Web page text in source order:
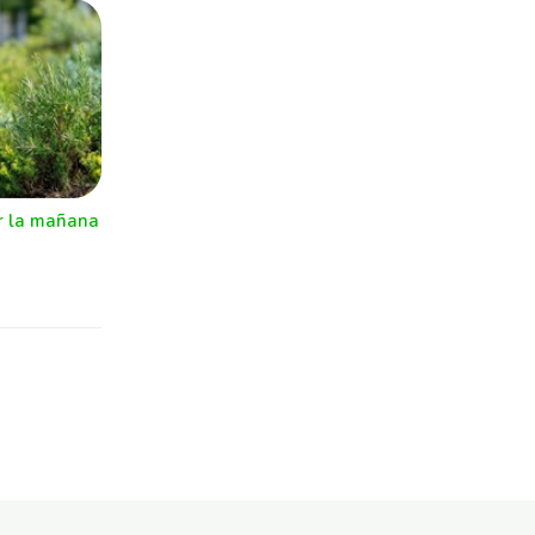
la mañana